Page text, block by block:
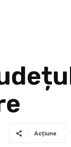
Acțiune